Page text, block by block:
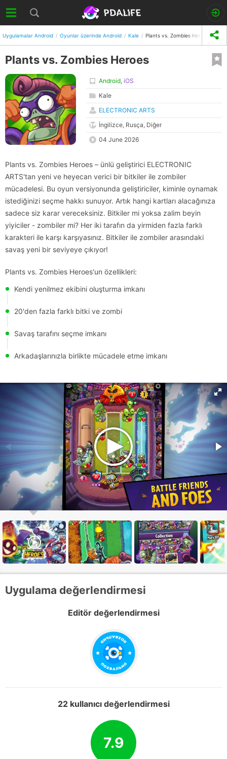
Uygulamalar Android Oyunlar üzerinde Android Kale Plants vs. Zombies Heroes
Plants vs. Zombies Heroes
Android, iOS
Kale
ELECTRONIC ARTS
İngilizce, Rusça, Diğer
04 June 2026
Plants vs. Zombies Heroes – ünlü geliştirici ELECTRONIC
ARTS'tan yeni ve heyecan verici bir bitkiler ile zombiler
mücadelesi. Bu oyun versiyonunda geliştiriciler, kiminle oynamak
istediğinizi seçme hakkı sunuyor. Artık hangi kartları alacağınıza
sadece siz karar vereceksiniz. Bitkiler mi yoksa zalim beyin
yiyiciler - zombiler mi? Her iki tarafın da yirmiden fazla farklı
karakteri ile karşı karşıyasınız. Bitkiler ile zombiler arasındaki
savaş yeni bir seviyeye çıkıyor!
Plants vs. Zombies Heroes'un özellikleri:
Kendi yenilmez ekibini oluşturma imkanı
20'den fazla farklı bitki ve zombi
Savaş tarafını seçme imkanı
Arkadaşlarınızla birlikte mücadele etme imkanı
Uygulama değerlendirmesi
Editör değerlendirmesi
22 kullanıcı değerlendirmesi
7.9